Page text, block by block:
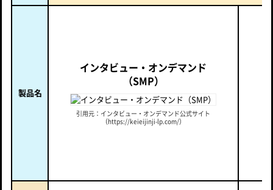
製品名
インタビュー・オンデマンド
（SMP）
引用元：インタビュー・オンデマンド公式サイト
（https://keieijinji-lp.com/）